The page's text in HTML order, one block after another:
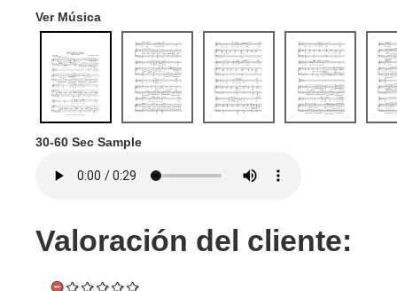
Ver Música
30-60 Sec Sample
Valoración del cliente: